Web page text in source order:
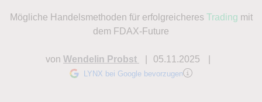
Mögliche Handelsmethoden für erfolgreicheres Trading mit
dem FDAX-Future
von Wendelin Probst 05.11.2025
LYNX bei Google bevorzugen